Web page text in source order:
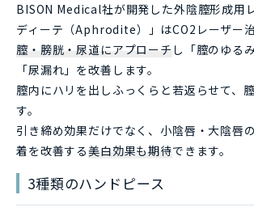
BISON Medical社が開発した外陰膣形成用
ディーテ（Aphrodite）」はCO2レーザー治
膣・膀胱・尿道にアプローチ し「膣のゆる
「尿漏れ」を改善します。
膣内にハリを出しふっくらと若返らせて、
す。
引き締め効果だけでなく、小陰唇・大陰唇
着を改善する美白効果も期待できます。
3種類のハンドピース